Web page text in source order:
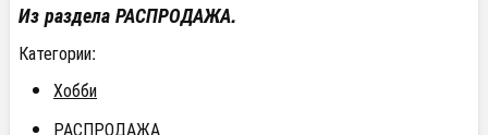
Из раздела РАСПРОДАЖА.
Категории:
Хобби
РАСПРОДАЖА